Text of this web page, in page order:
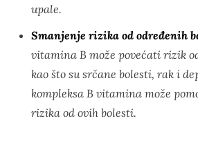
upale.
Smanjenje rizika od određenih
vitamina B može povećati rizik
kao što su srčane bolesti, rak i
kompleksa B vitamina može
rizika od ovih bolesti.